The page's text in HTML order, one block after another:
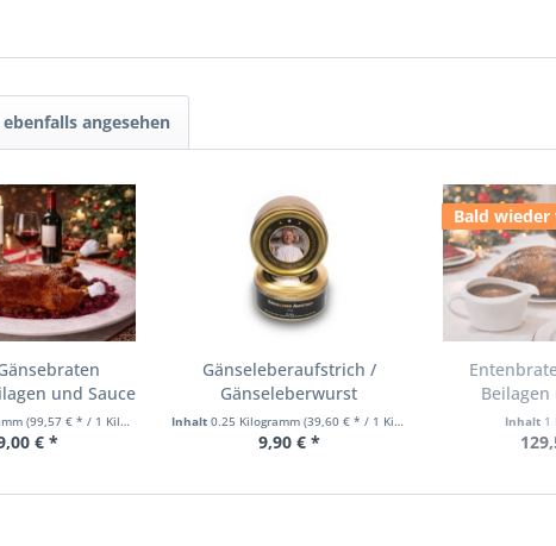
angesehen
und Sauce
(99,57 € * / 1 Kilogramm)
€ *
Gänseleberaufstrich /
Gänseleberwurst
Inhalt0.25 Kilogramm(39,60 € * / 1 Kilogramm)
9,90 € *
Bald
Beilagen
Inhalt 1